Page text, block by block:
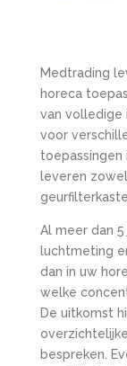
Medtrading
horeca
van volledige
voor
toepassingen
leveren
Al meer dan
luchtmeting
dan in uw
welke
De uitkomst
bespreken.